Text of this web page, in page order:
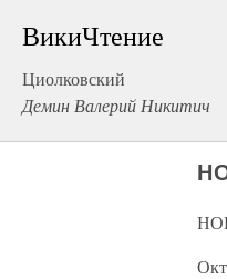
ВикиЧтение
Циолковский
Демин Валерий Никитич